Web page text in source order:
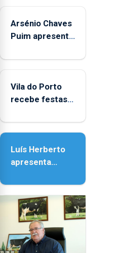
Arsénio Chaves
Puim apresenta
Biblioteca de
Vila do Porto
recebe festas
Nossa Senhora
Luís Herberto
apresenta
Paisagem’